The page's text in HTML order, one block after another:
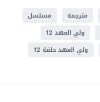
مترجمة
مسلسل
ولي العهد 12
ولي العهد حلقة 12